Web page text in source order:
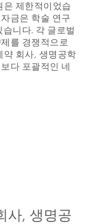
은 제한적이었습
금은 학술 연구
니다. 각 글로벌
를 경쟁적으로
약 회사, 생명공학
다 포괄적인 네
사, 생명공